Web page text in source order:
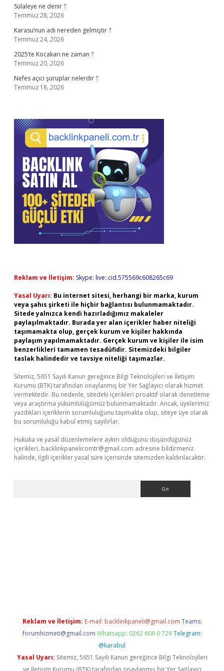
Sülaleye ne denir ?
Temmuz 28, 2026
Karasu’nun adı nereden gelmiştir ?
Temmuz 24, 2026
2025’te Kocakarı ne zaman ?
Temmuz 20, 2026
Nefes açıcı şuruplar nelerdir ?
Temmuz 18, 2026
Reklam ve İletişim: Skype: live:.cid.575569c608265c69
Yasal Uyarı: Bu internet sitesi, herhangi bir marka, kurum
veya şahıs şirketi ile hiçbir bağlantısı bulunmamaktadır.
Sitede yalnızca kendi hazırladığımız makaleler
paylaşılmaktadır. Burada yer alan içerikler haber niteliği
taşımamakta olup, gerçek kurum ve kişiler hakkında
paylaşım yapılmamaktadır. Gerçek kurum ve kişiler ile isim
benzerlikleri tamamen tesadüfidir. Sitemizdeki bilgiler
taslak halindedir ve tavsiye niteliği taşımazlar.
Sitemiz, 5651 Sayılı Kanun gereğince Bilgi Teknolojileri ve İletişim
Kurumu (BTK) tarafından onaylanmış bir Yer Sağlayıcı olarak hizmet
vermektedir. Bu nedenle, sitedeki içerikleri proaktif olarak denetleme
veya araştırma yükümlülüğümüz bulunmamaktadır. Ancak, üyelerimiz
yazdıkları içeriklerin sorumluluğunu taşımakta olup, siteye üye olarak
bu sorumluluğu kabul etmiş sayılırlar.
Hukuka ve yasal düzenlemelere aykırı olduğunu düşündüğünüz
içerikleri, backlinkpanelicomtr@gmail.com adresine bildirmeniz
halinde, ilgili içerikler yasal süre içerisinde sitemizden kaldırılacaktır.
Reklam ve İletişim: E-mail: backlinkpaneli@gmail.com Teams:
forumhizmeti@gmail.com Whatsapp: 0262 606 0 726 Telegram:
@karabul
Yasal Uyarı: Sitemiz, 5651 Sayılı Kanun gereğince Bilgi Teknolojileri
ve İletişim Kurumu (BTK) tarafından onaylanmış bir Yer Sağlayıcı